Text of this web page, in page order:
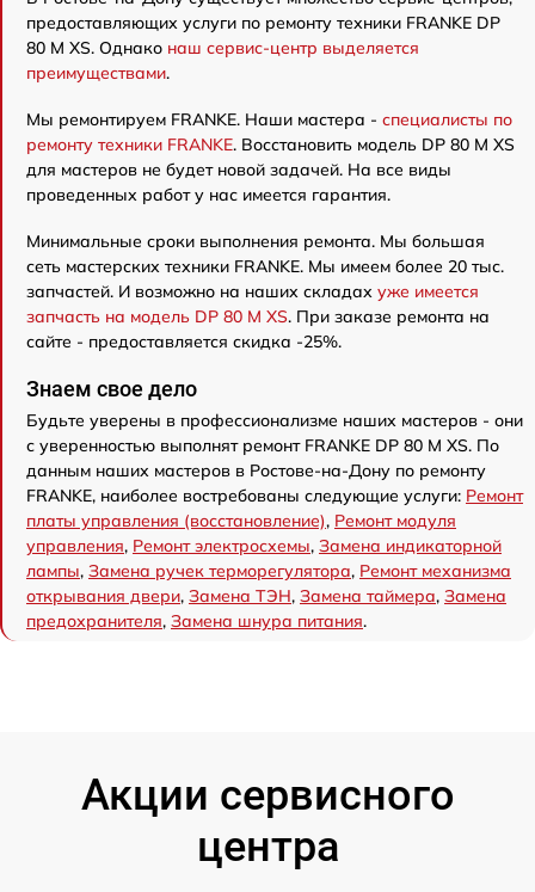
предоставляющих услуги по ремонту техники FRANKE DP
80 M XS. Однако наш сервис-центр выделяется
преимуществами.
Мы ремонтируем FRANKE. Наши мастера - специалисты по
ремонту техники FRANKE. Восстановить модель DP 80 M XS
для мастеров не будет новой задачей. На все виды
проведенных работ у нас имеется гарантия.
Минимальные сроки выполнения ремонта. Мы большая
сеть мастерских техники FRANKE. Мы имеем более 20 тыс.
запчастей. И возможно на наших складах уже имеется
запчасть на модель DP 80 M XS. При заказе ремонта на
сайте - предоставляется скидка -25%.
Знаем свое дело
Будьте уверены в профессионализме наших мастеров - они
с уверенностью выполнят ремонт FRANKE DP 80 M XS. По
данным наших мастеров в Ростове-на-Дону по ремонту
FRANKE, наиболее востребованы следующие услуги: Ремонт
платы управления (восстановление), Ремонт модуля
управления, Ремонт электросхемы, Замена индикаторной
лампы, Замена ручек терморегулятора, Ремонт механизма
открывания двери, Замена ТЭН, Замена таймера, Замена
предохранителя, Замена шнура питания.
Акции сервисного
центра